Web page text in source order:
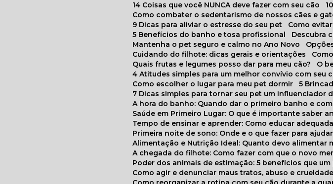
14 Coisas que você NUNCA deve fazer com seu cão
Como combater o sedentarismo de nossos cães e
9 Dicas para aliviar o estresse do seu pet
Como
5 Benefícios do banho e tosa profissional
Mantenha o pet seguro e calmo no Ano Novo
Cuidando do filhote: dicas gerais e orientações
Quais frutas e legumes posso dar para meu cão?
O
4 Atitudes simples para um melhor convívio com seu
Como escolher o lugar para meu pet dormir
5
7 Dicas simples para tornar seu pet um influenciador
A hora do banho: Quando dar o primeiro banho e
Saúde em Primeiro Lugar: O que é importante saber
Tempo de ensinar e aprender: Como educar
Primeira noite de sono: Onde e o que fazer para
Alimentação e Nutrição Ideal: Quanto devo alimentar
A chegada do filhote: Como fazer com que o novo
Poder dos animais de estimação: 5 benefícios que
Como agir e denunciar maus tratos, abuso e